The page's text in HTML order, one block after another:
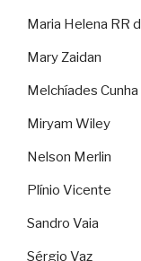
Maria Helena RR
Mary Zaidan
Melchíades Cunha
Miryam Wiley
Nelson Merlin
Plínio Vicente
Sandro Vaia
Sérgio Vaz